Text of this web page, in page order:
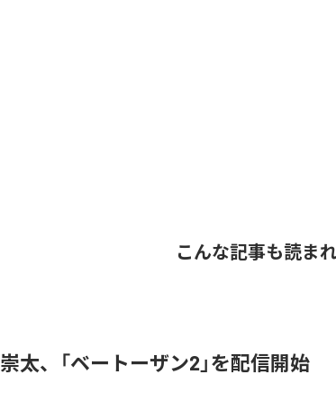
こんな記事も読ま
崇太、「ベートーザン2」を配信開始